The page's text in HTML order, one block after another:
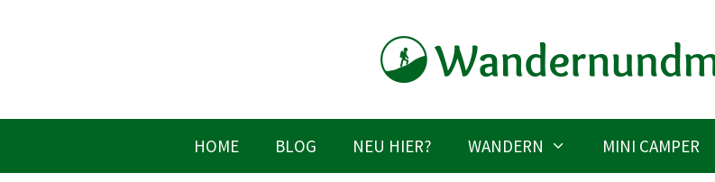
HOME BLOG NEU HIER? WANDERN MINI CAMPER